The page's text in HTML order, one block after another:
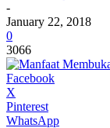
-
January 22, 2018
0
3066
Facebook
X
Pinterest
WhatsApp